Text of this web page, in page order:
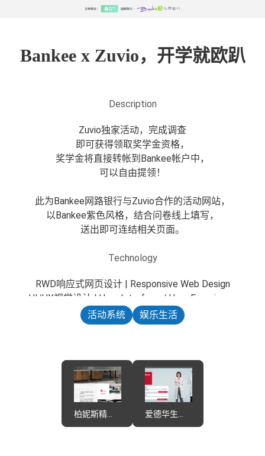
Bankee x Zuvio，开学就欧趴
Description
Zuvio独家活动，完成调查
即可获得领取奖学金资格，
奖学金将直接转帐到Bankee帐户中，
可以自由提领！
此为Bankee网路银行与Zuvio合作的活动网站，
以Bankee紫色风格，结合问卷线上填写，
送出即可连结相关页面。
Technology
RWD响应式网页设计 | Responsive Web Design
UI/UX视觉设计 | User Interface / User Experience
活动系统
娱乐生活